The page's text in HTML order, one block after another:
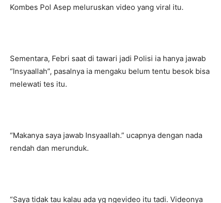
Kombes Pol Asep meluruskan video yang viral itu.
Sementara, Febri saat di tawari jadi Polisi ia hanya jawab
“Insyaallah”, pasalnya ia mengaku belum tentu besok bisa
melewati tes itu.
“Makanya saya jawab Insyaallah.” ucapnya dengan nada
rendah dan merunduk.
“Saya tidak tau kalau ada yg ngevideo itu tadi. Videonya